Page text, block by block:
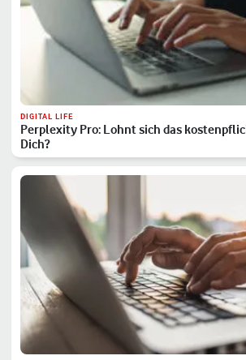
DIGITAL LIFE
Perplexity Pro: Lohnt sich das
Dich?